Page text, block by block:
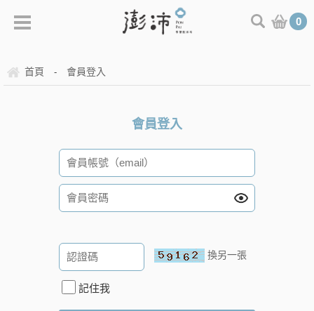
0
首頁 - 會員登入
會員登入
換另一張
記住我